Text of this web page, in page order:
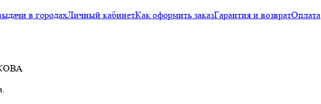
в городахЛичный кабинетКак оформить заказГарантия и возвратОплата